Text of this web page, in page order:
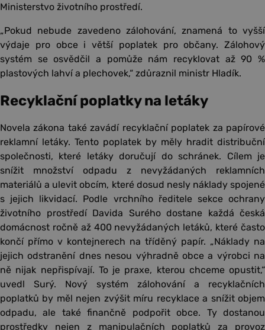
Ministerstvo životního prostředí.
„Pokud nebude zavedeno zálohování, znamená to vyšší
výdaje pro obce i větší poplatek pro občany. Zálohový
systém se osvědčil a pomůže nám recyklovat až 90 %
plastových lahví a plechovek,“ zdůraznil ministr Hladík.
Recyklační poplatky na letáky
Novela zákona také zavádí recyklační poplatek za papírové
reklamní letáky. Tento poplatek by měly hradit distribuční
společnosti, které letáky doručují do schránek. Cílem je
snížit množství odpadu z nevyžádaných reklamních
materiálů a ulevit obcím, které dosud nesly náklady spojené
s jejich likvidací. Podle vrchního ředitele sekce ochrany
životního prostředí Davida Surého dostane každá česká
domácnost ročně až 400 nevyžádaných letáků, které často
končí přímo v kontejnerech na tříděný papír. „Náklady na
jejich odstranění dnes nesou výhradně obce a výrobci na
ně nijak nepřispívají. To je praxe, kterou chceme opustit,“
uvedl Surý. Nový systém zálohování a recyklačních
poplatků by měl nejen zvýšit míru recyklace a snížit objem
odpadu, ale také finančně podpořit obce. Ty dostanou
prostředky nejen z manipulačních poplatků za provoz